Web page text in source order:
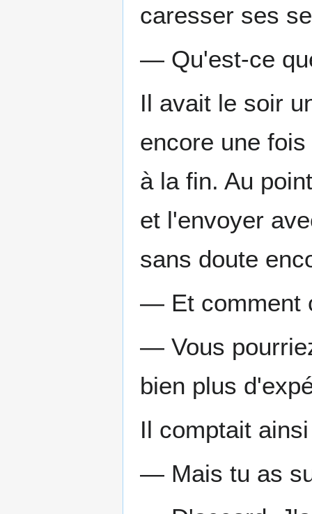
caresser ses
— Qu'est-ce
Il avait le soir
encore une
à la fin. Au
et l'envoyer
sans doute
— Et comment
— Vous
bien plus
Il comptait
— Mais tu as